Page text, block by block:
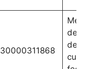
30000311868
del 2
de